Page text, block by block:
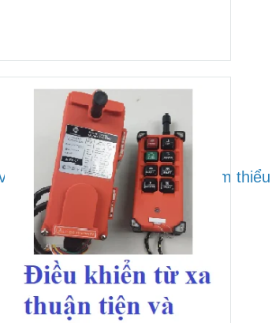
sét. Điều này giúp giảm